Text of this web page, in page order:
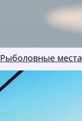
Рыболовные места